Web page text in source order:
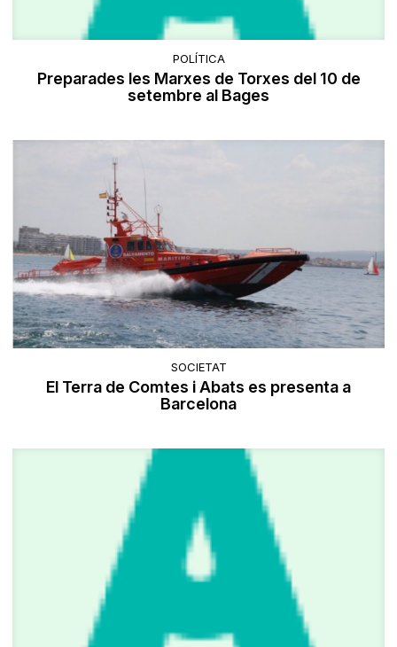
POLÍTICA
Preparades les Marxes de Torxes del 10 de
setembre al Bages
SOCIETAT
El Terra de Comtes i Abats es presenta a
Barcelona